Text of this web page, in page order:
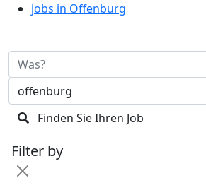
jobs in Offenburg
Finden Sie Ihren Job
Filter by